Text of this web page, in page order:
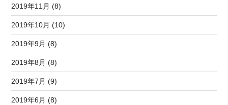
2019年11月 (8)
2019年10月 (10)
2019年9月 (8)
2019年8月 (8)
2019年7月 (9)
2019年6月 (8)